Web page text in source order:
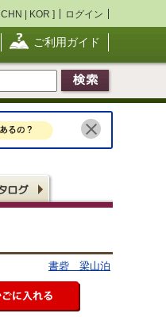
CHN | KOR ] ログイン
ご利用ガイド
書砦 梁山泊